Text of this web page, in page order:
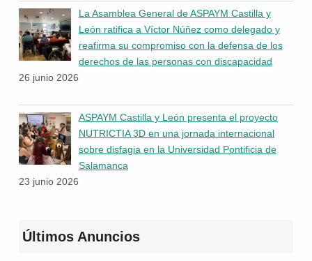
La Asamblea General de ASPAYM Castilla y
León ratifica a Víctor Núñez como delegado y
reafirma su compromiso con la defensa de los
derechos de las personas con discapacidad
26 junio 2026
ASPAYM Castilla y León presenta el proyecto
NUTRICTIA 3D en una jornada internacional
sobre disfagia en la Universidad Pontificia de
Salamanca
23 junio 2026
Últimos Anuncios